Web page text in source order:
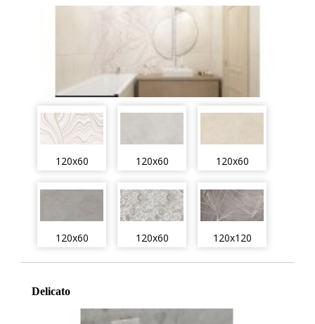
120x60 120x60 120x60
120x60 120x60 120x120
Delicato